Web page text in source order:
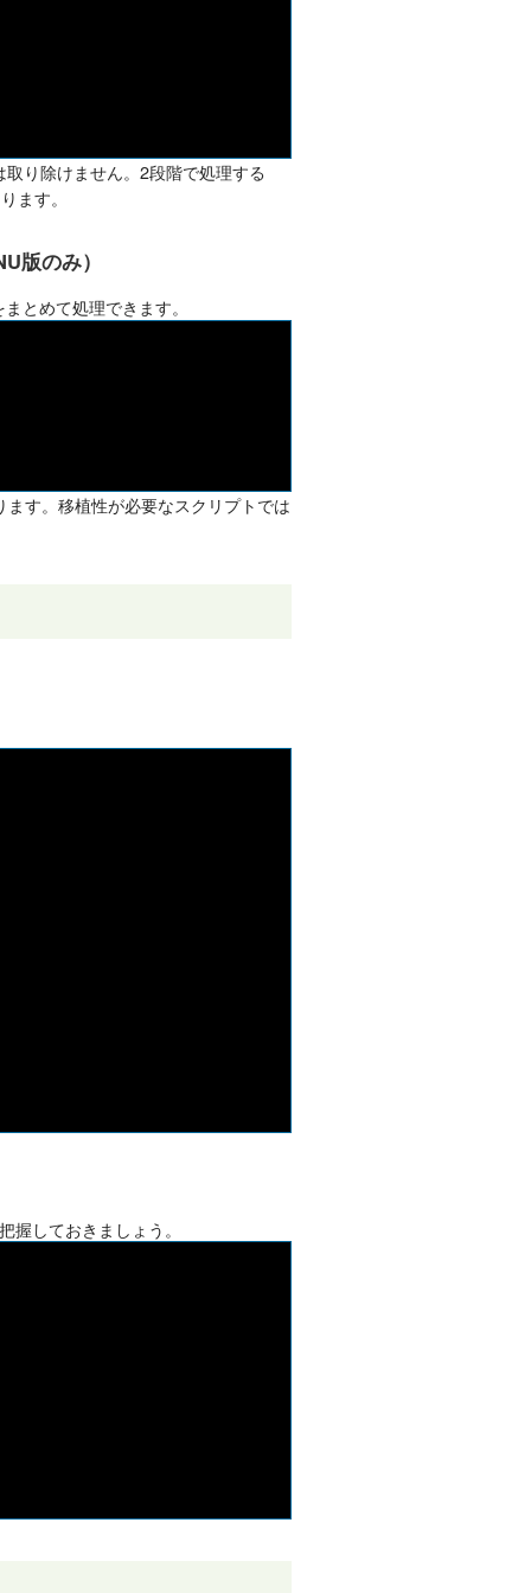
り除けません。2段階で処理する
ます。
版のみ）
とめて処理できます。
す。移植性が必要なスクリプトでは
しておきましょう。